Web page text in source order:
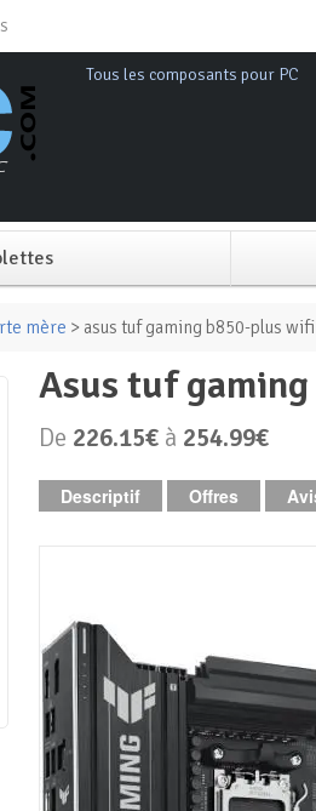
Tous les composants pour PC
Boitier
Carte
Carte
Disque
mère > asus tuf gaming b850-plus wifi
asus tuf
De 226.15€ à 254.99€
Descriptif Offres